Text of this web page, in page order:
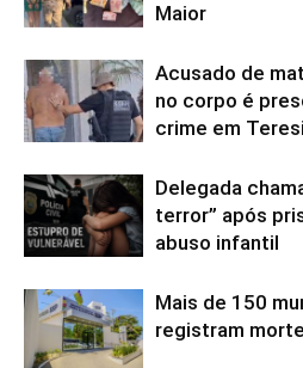
Maior
Acusado de
no corpo é
crime em
Delegada
terror” após
abuso infantil
Mais de 150
registram